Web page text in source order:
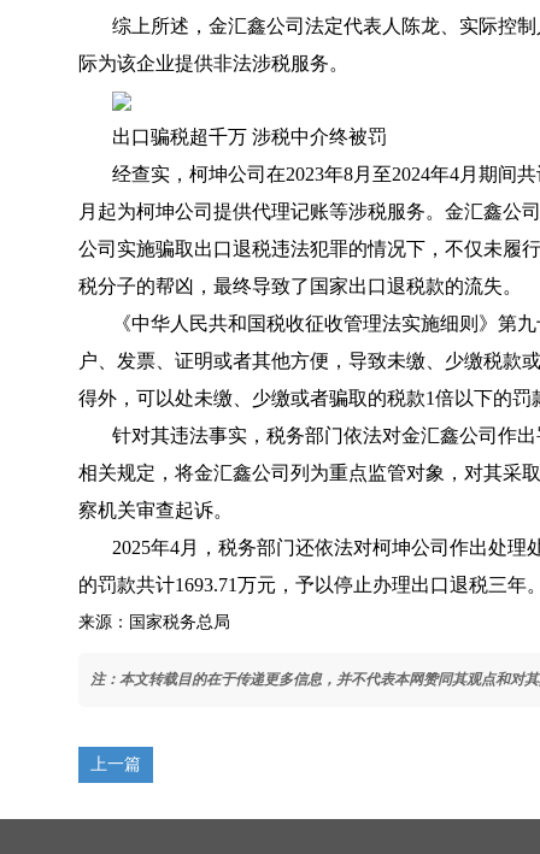
综上所述，金汇鑫公司法定代表人陈龙、实际控
际为该企业提供非法涉税服务。
出口骗税超千万 涉税中介终被罚
经查实，柯坤公司在2023年8月至2024年4月期间
月起为柯坤公司提供代理记账等涉税服务。金汇鑫公
公司实施骗取出口退税违法犯罪的情况下，不仅未履
税分子的帮凶，最终导致了国家出口退税款的流失。
《中华人民共和国税收征收管理法实施细则》第
户、发票、证明或者其他方便，导致未缴、少缴税款
得外，可以处未缴、少缴或者骗取的税款1倍以下的罚
针对其违法事实，税务部门依法对金汇鑫公司作
相关规定，将金汇鑫公司列为重点监管对象，对其采
察机关审查起诉。
2025年4月，税务部门还依法对柯坤公司作出处
的罚款共计1693.71万元，予以停止办理出口退税三年
来源：国家税务总局
注：本文转载目的在于传递更多信息，并不代表本网赞同其观点和对
上一篇